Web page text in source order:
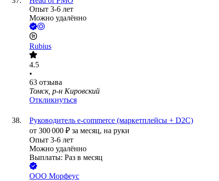
Опыт 3-6 лет
Можно удалённо
Rubius
4.5
•
63 отзыва
Томск, р-н Кировский
Откликнуться
Руководитель e-commerce (маркетплейсы + D2C)
от 300 000 ₽ за месяц, на руки
Опыт 3-6 лет
Можно удалённо
Выплаты: Раз в месяц
ООО Морфеус